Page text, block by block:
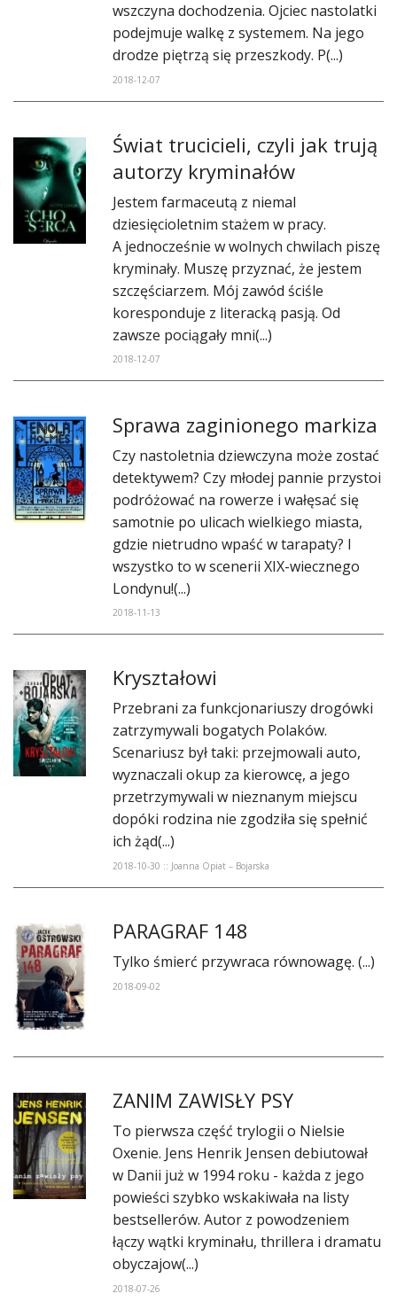
wszczyna dochodzenia. Ojciec nastolatki
podejmuje walkę z systemem. Na jego
drodze piętrzą się przeszkody. P(...)
2018-12-07
​Świat trucicieli, czyli jak trują
autorzy kryminałów
Jestem farmaceutą z niemal
dziesięcioletnim stażem w pracy.
A jednocześnie w wolnych chwilach piszę
kryminały. Muszę przyznać, że jestem
szczęściarzem. Mój zawód ściśle
koresponduje z literacką pasją. Od
zawsze pociągały mni(...)
2018-12-07
Sprawa zaginionego markiza
​Czy nastoletnia dziewczyna może zostać
detektywem? Czy młodej pannie przystoi
podróżować na rowerze i wałęsać się
samotnie po ulicach wielkiego miasta,
gdzie nietrudno wpaść w tarapaty? I
wszystko to w scenerii XIX-wiecznego
Londynu!(...)
2018-11-13
Kryształowi
Przebrani za funkcjonariuszy drogówki
zatrzymywali bogatych Polaków.
Scenariusz był taki: przejmowali auto,
wyznaczali okup za kierowcę, a jego
przetrzymywali w nieznanym miejscu
dopóki rodzina nie zgodziła się spełnić
ich żąd(...)
2018-10-30 :: Joanna Opiat – Bojarska
PARAGRAF 148
Tylko śmierć przywraca równowagę. (...)
2018-09-02
ZANIM ZAWISŁY PSY
To pierwsza część trylogii o Nielsie
Oxenie. Jens Henrik Jensen debiutował
w Danii już w 1994 roku - każda z jego
powieści szybko wskakiwała na listy
bestsellerów. Autor z powodzeniem
łączy wątki kryminału, thrillera i dramatu
obyczajow(...)
2018-07-26